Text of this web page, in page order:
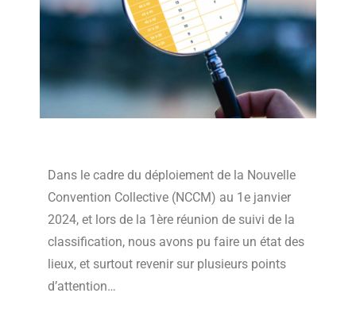
Dans le cadre du déploiement de la Nouvelle
Convention Collective (NCCM) au 1e janvier
2024, et lors de la 1ère réunion de suivi de la
classification, nous avons pu faire un état des
lieux, et surtout revenir sur plusieurs points
d’attention…